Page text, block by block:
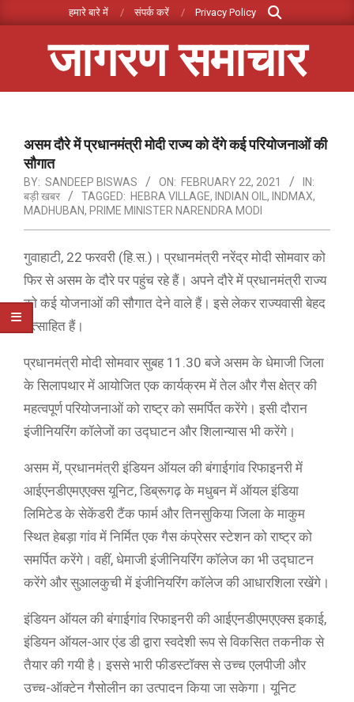
to
हमारे बारे में संपर्क करें Privacy Policy
Search
जागरण समाचार
Menuअसम दौरे में प्रधानमंत्री मोदी राज्य को देंगे कई परियोजनाओं की
सौगात
BY: SANDEEP BISWAS ON: FEBRUARY 22, 2021
IN:
बड़ी खबर
TAGGED: HEBRA VILLAGE, INDIAN OIL , INDMAX,
MADHUBAN, PRIME MINISTER NARENDRA MODI
गुवाहाटी, 22 फरवरी (हि.स.)। प्रधानमंत्री नरेंद्र मोदी सोमवार को
फिर से असम के दौरे पर पहुंच रहे हैं। अपने दौरे में प्रधानमंत्री राज्य
को कई योजनाओं की सौगात देने वाले हैं। इसे लेकर राज्यवासी बेहद
उत्साहित हैं।
प्रधानमंत्री मोदी सोमवार सुबह 11.30 बजे असम के धेमाजी जिला
के सिलापथार में आयोजित एक कार्यक्रम में तेल और गैस क्षेत्र की
महत्वपूर्ण परियोजनाओं को राष्ट्र को समर्पित करेंगे। इसी दौरान
इंजीनियरिंग कॉलेजों का उद्घाटन और शिलान्यास भी करेंगे।
असम में, प्रधानमंत्री इंडियन ऑयल की बंगाईगांव रिफाइनरी में
आईएनडीएमएएक्स यूनिट, डिब्रूगढ़ के मधुबन में ऑयल इंडिया
लिमिटेड के सेकेंडरी टैंक फार्म और तिनसुकिया जिला के माकुम
स्थित हेबड़ा गांव में निर्मित एक गैस कंप्रेसर स्टेशन को राष्ट्र को
समर्पित करेंगे। वहीं, धेमाजी इंजीनियरिंग कॉलेज का भी उद्घाटन
करेंगे और सुआलकुची में इंजीनियरिंग कॉलेज की आधारशिला रखेंगे।
इंडियन ऑयल की बंगाईगांव रिफाइनरी की आईएनडीएमएएक्स इकाई,
इंडियन ऑयल-आर एंड डी द्वारा स्वदेशी रूप से विकसित तकनीक से
तैयार की गयी है। इससे भारी फीडस्टॉक्स से उच्च एलपीजी और
उच्च-ऑक्टेन गैसोलीन का उत्पादन किया जा सकेगा। यूनिट